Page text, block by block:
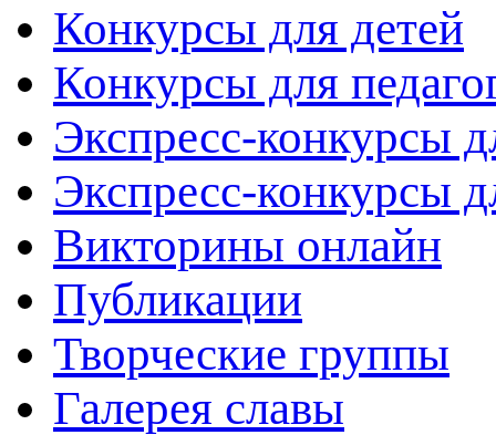
Конкурсы для детей
Конкурсы для
Экспресс-конкурсы
Экспресс-конкурсы
Викторины онлайн
Публикации
Творческие группы
Галерея славы